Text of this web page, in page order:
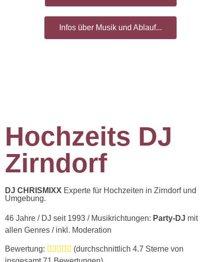
Infos über Musik und Ablauf...
Hochzeits DJ
Zirndorf
DJ CHRISMIXX Experte für Hochzeiten in Zirndorf und
Umgebung.
46 Jahre / DJ seit 1993 / Musikrichtungen: Party-DJ mit
allen Genres / inkl. Moderation
Bewertung: (durchschnittlich 4.7 Sterne von